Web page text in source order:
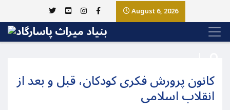
August 6, 2026
کانون پرورش فکری کودکان، قبل و بعد از
انقلاب اسلامی